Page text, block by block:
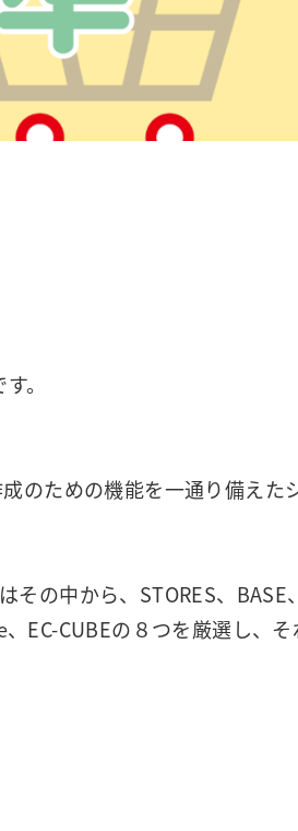
。
のための機能を一通り備えた
その中から、STORES、BASE
EC-CUBEの８つを厳選し、そ